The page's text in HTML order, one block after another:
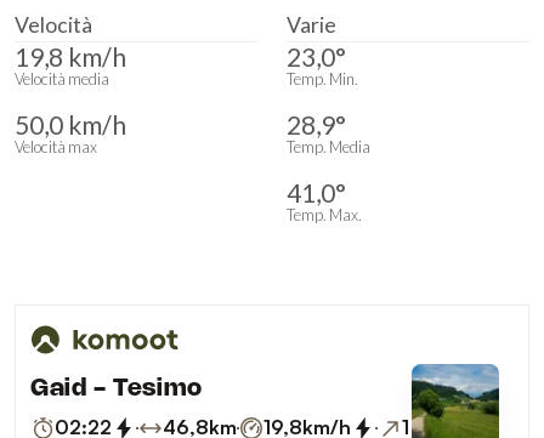
Velocità
19,8 km/h
Velocità media
50,0 km/h
Velocità max
Varie
23,0°
Temp. Min.
28,9°
Temp. Media
41,0°
Temp. Max.